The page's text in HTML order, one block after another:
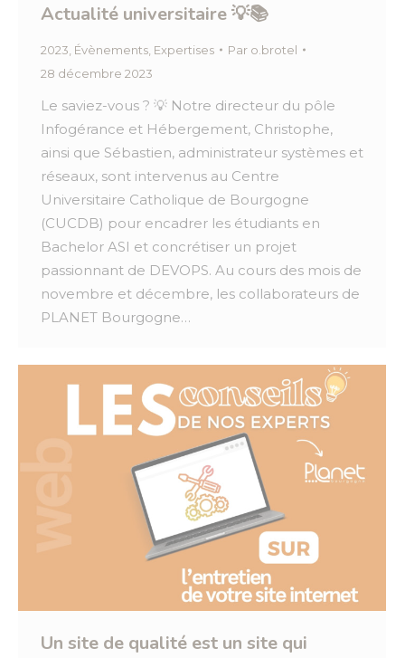
Actualité universitaire 💡📚
2023 Évènements Expertises Par o.brotel
28 décembre 2023
Le saviez-vous ? 💡 Notre directeur du pôle
Infogérance et Hébergement, Christophe,
ainsi que Sébastien, administrateur systèmes et
réseaux, sont intervenus au Centre
Universitaire Catholique de Bourgogne
(CUCDB) pour encadrer les étudiants en
Bachelor ASI et concrétiser un projet
passionnant de DEVOPS. Au cours des mois de
novembre et décembre, les collaborateurs de
PLANET Bourgogne…
Un site de qualité est un site qui